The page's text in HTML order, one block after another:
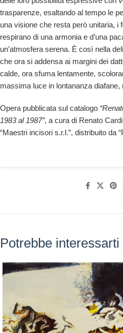
trasparenze, esaltando al tempo le
una visione che resta però unitaria, i
respirano di una armonia e d’una
un’atmosfera serena. È così nella
che ora si addensa ai margini dei
calde, ora sfuma lentamente,
massima luce in lontananza diafane,
Opera pubblicata sul catalogo
1983 al 1987”, a cura di Renato
“Maestri incisori s.r.l.”, distribuito da
Potrebbe interessarti